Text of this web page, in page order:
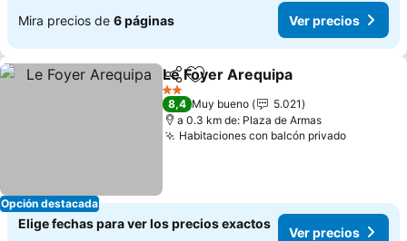
Mira precios de 6 páginas Ver precios
Opción destacada
CompartirAgregar a favoritos
Le Foyer Arequipa
2 Estrellas
8,4 Muy bueno
5.021
a 0.3 km de: Plaza de Armas
Habitaciones con balcón privadoVer
Elige fechas para ver los precios exactos
Ver precios